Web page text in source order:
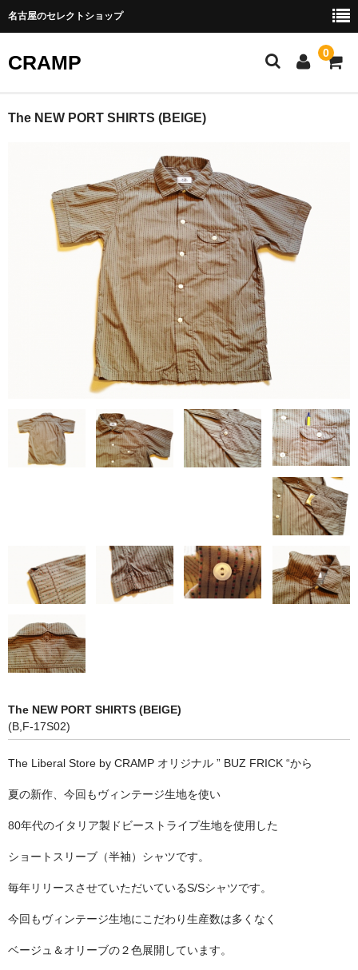
名古屋のセレクトショップ
CRAMP 0
ABOUT US
CONTACT
The NEW PORT SHIRTS (BEIGE)
The NEW PORT SHIRTS (BEIGE)
(B,F-17S02)
The Liberal Store by CRAMP オリジナル ” BUZ FRICK “から
夏の新作、今回もヴィンテージ生地を使い
80年代のイタリア製ドビーストライプ生地を使用した
ショートスリーブ（半袖）シャツです。
毎年リリースさせていただいているS/Sシャツです。
今回もヴィンテージ生地にこだわり生産数は多くなく
ベージュ＆オリーブの２色展開しています。